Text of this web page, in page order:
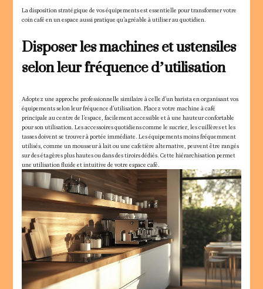
La disposition stratégique de vos équipements est essentielle pour transformer votre
coin café en un espace aussi pratique qu’agréable à utiliser au quotidien.
Disposer les machines et ustensiles
selon leur fréquence d’utilisation
Adoptez une approche professionnelle similaire à celle d’un barista en organisant vos
équipements selon leur fréquence d’utilisation. Placez votre machine à café
principale au centre de l’espace, facilement accessible et à une hauteur confortable
pour son utilisation. Les accessoires quotidiens comme le sucrier, les cuillères et les
tasses doivent se trouver à portée immédiate. Les équipements moins fréquemment
utilisés, comme un mousseur à lait ou une cafetière alternative, peuvent être rangés
sur des étagères plus hautes ou dans des tiroirs dédiés. Cette hiérarchisation permet
une utilisation fluide et intuitive de votre espace café.